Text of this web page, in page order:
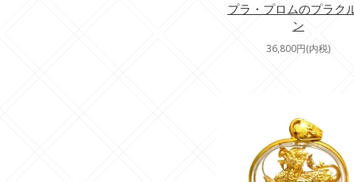
プラ・プロムのプラク
ン
36,800円(内税)